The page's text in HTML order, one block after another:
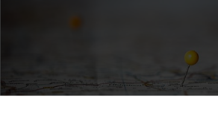
y centros, así como más de 200
a su medida, le entregamos justo aquello
único proveedor. Todo de la máxima calidad
a que prueben su apilador de Jungheinrich
carretillas están inmediatamente disponibles.